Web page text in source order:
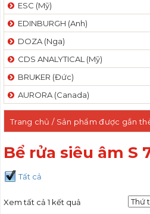
ESC (Mỹ)
EDINBURGH (Anh)
DOZA (Nga)
CDS ANALYTICAL (Mỹ)
BRUKER (Đức)
AURORA (Canada)
Trang chủ / Sản phẩm được gắn
Bể rửa siêu âm S
Tất cả
Xem tất cả 1 kết quả